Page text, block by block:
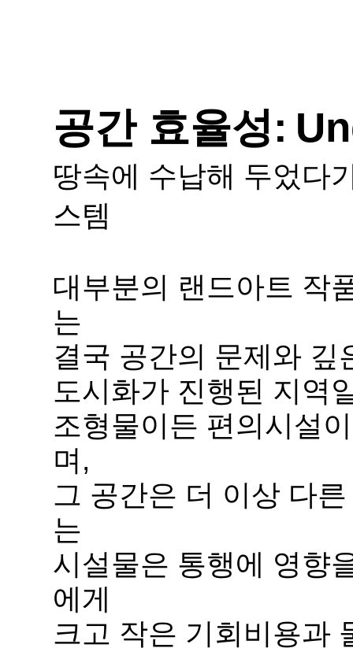
공간 효율성:
땅속에 수납해 두었다
스템
대부분의 랜드아트 작
는
결국 공간의 문제와 깊
도시화가 진행된 지역
조형물이든 편의시설
며,
그 공간은 더 이상 다
는
시설물은 통행에 영향
에게
크고 작은 기회비용과